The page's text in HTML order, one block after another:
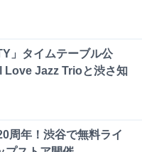
」タイムテーブル公
Love Jazz Trioと渋さ知
周年！渋谷で無料ライ